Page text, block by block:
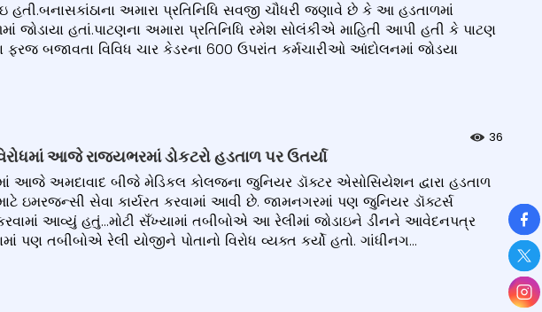
અમારા પ્રતિનિધિ સવજી ચૌધરી જણાવે છે કે આ હડતાળમાં
હતાં.પાટણના અમારા પ્રતિનિધિ રમેશ સોલંકીએ માહિતી આપી હતી કે પાટણ
ફરજ બજાવતા વિવિધ ચાર કેડરના 600 ઉપરાંત કર્મચારીઓ આંદોલનમાં જોડયા
36
આજે રાજ્યભરમાં ડોકટરો હડતાળ પર ઉતર્યા
આજે અમદાવાદ બીજે મેડિકલ કોલજના જુનિયર ડૉક્ટર એસોસિયેશન દ્વારા હડતાળ
ઇમરજન્સી સેવા કાર્યરત કરવામાં આવી છે. જામનગરમાં પણ જુનિયર ડૉક્ટર્સ
કરવામાં આવ્યું હતું...મોટી સઁખ્યામાં તબીબોએ આ રેલીમાં જોડાઇને ડીનને આવેદનપત્ર
તબીબોએ રેલી યોજીને પોતાનો વિરોધ વ્યક્ત કર્યો હતો. ગાંધીનગ...